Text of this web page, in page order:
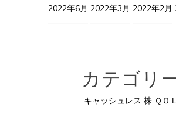
2022年6月 2022年3月 2022年2月
カテゴリ
キャッシュレス 株 ＱＯＬ